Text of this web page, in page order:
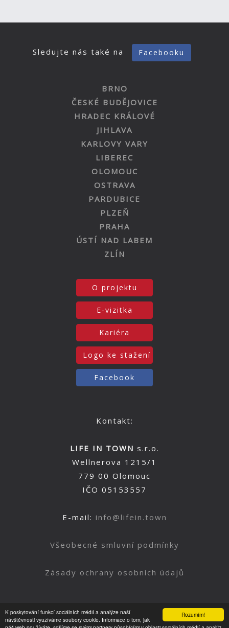
Rozumím!
K poskytování funkcí sociálních médií a analýze naší
návštěvnosti využíváme soubory cookie. Informace o tom, jak
Sledujte nás také na Facebooku
BRNO
ČESKÉ BUDĚJOVICE
HRADEC KRÁLOVÉ
JIHLAVA
KARLOVY VARY
LIBEREC
OLOMOUC
OSTRAVA
PARDUBICE
PLZEŇ
PRAHA
ÚSTÍ NAD LABEM
ZLÍN
O projektu
E-vizitka
Kariéra
Logo ke stažení
Facebook
Kontakt:
LIFE IN TOWN s.r.o.
Wellnerova 1215/1
779 00 Olomouc
IČO 05153557
E-mail: info@lifein.town
Všeobecné smluvní podmínky
Zásady ochrany osobních údajů
Nahoru